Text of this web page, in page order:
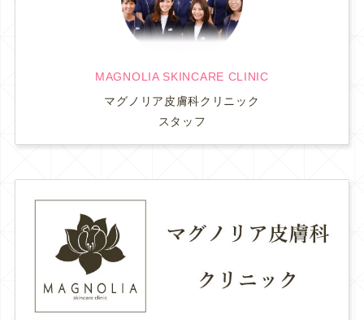
MAGNOLIA SKINCARE CLINIC
マグノリア皮膚科クリニック
スタッフ